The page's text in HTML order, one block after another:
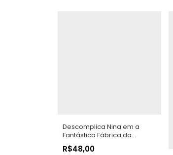
Descomplica Nina em a
Fantástica Fábrica da
Genética
R$48,00